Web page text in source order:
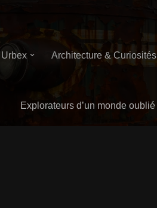
Urbex
Architecture & Curiosités
Explorateurs d’un monde oublié